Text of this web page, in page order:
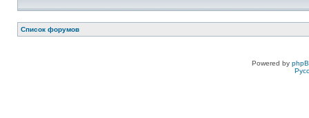
Список форумов
Powered by